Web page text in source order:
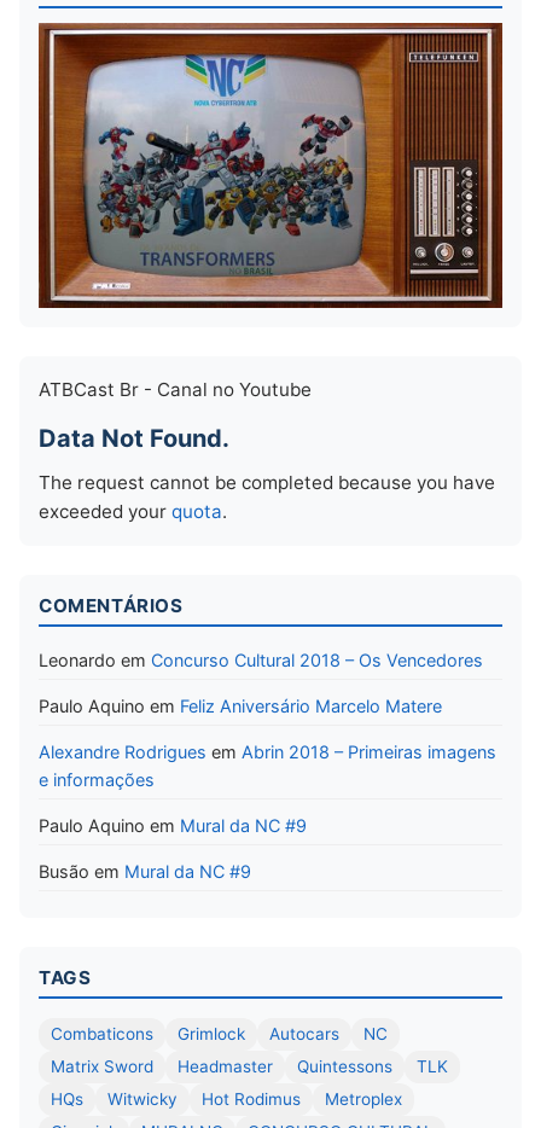
ATBCast Br - Canal no Youtube
Data Not Found.
The request cannot be completed because you have
exceeded your quota.
COMENTÁRIOS
Leonardo em Concurso Cultural 2018 – Os Vencedores
Paulo Aquino em Feliz Aniversário Marcelo Matere
Alexandre Rodrigues em Abrin 2018 – Primeiras imagens
e informações
Paulo Aquino em Mural da NC #9
Busão em Mural da NC #9
TAGS
Combaticons Grimlock Autocars
NC
Matrix Sword
Headmaster Quintessons
TLK
HQs
Witwicky Hot Rodimus
Metroplex